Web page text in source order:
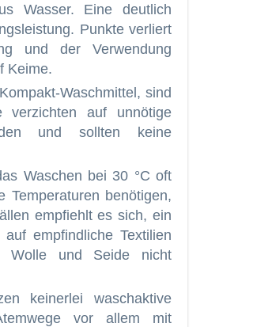
Wasser. Eine deutlich
Punkte verliert
und der Verwendung
Keime.
Waschmittel, sind
verzichten auf unnötige
und sollten keine
Waschen bei 30 °C oft
Temperaturen benötigen,
empfiehlt es sich, ein
empfindliche Textilien
Wolle und Seide nicht
keinerlei waschaktive
vor allem mit